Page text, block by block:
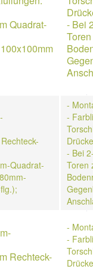
Quadrat-
- Bei
Quadrat-
-
-
- Bei
Toren
Rechteck-
-
-